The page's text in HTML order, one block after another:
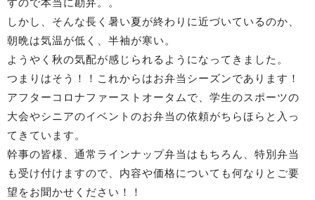
しかし、そんな長く暑い夏が終わりに近づいているのか、
朝晩は気温が低く、半袖が寒い。
ようやく秋の気配が感じられるようになってきました。
つまりはそう！！これからはお弁当シーズンであります！
アフターコロナファーストオータムで、学生のスポーツの
大会やシニアのイベントのお弁当の依頼がちらほらと入っ
てきています。
幹事の皆様、通常ラインナップ弁当はもちろん、特別弁当
も受け付けますので、内容や価格についても何なりとご要
望をお聞かせください！！